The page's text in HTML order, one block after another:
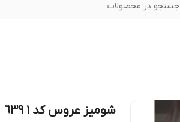
جستجو در محصولات
شومیز عروس کد ١ ٦٣٩